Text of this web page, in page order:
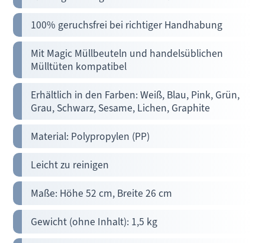
100% geruchsfrei bei richtiger Handhabung
Mit Magic Müllbeuteln und handelsüblichen
Mülltüten kompatibel
Erhältlich in den Farben: Weiß, Blau, Pink, Grün,
Grau, Schwarz, Sesame, Lichen, Graphite
Material: Polypropylen (PP)
Leicht zu reinigen
Maße: Höhe 52 cm, Breite 26 cm
Gewicht (ohne Inhalt): 1,5 kg